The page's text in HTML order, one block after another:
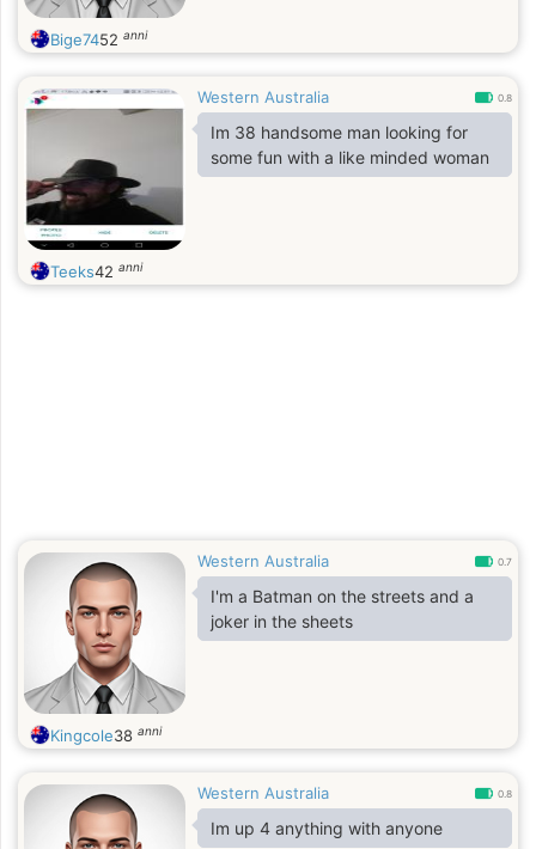
Bige7452 anni
Western Australia 0.8
Im 38 handsome man looking for
some fun with a like minded woman
Teeks42 anni
Western Australia 0.7
I'm a Batman on the streets and a
joker in the sheets
Kingcole38 anni
Western Australia 0.8
Im up 4 anything with anyone